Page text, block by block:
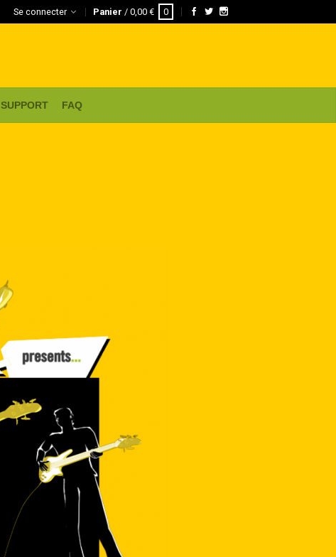
Se connecter Panier / 0,00 € 0
SUPPORT FAQ